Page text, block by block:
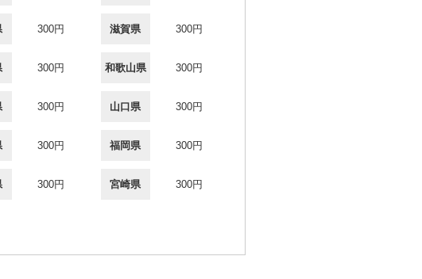
300円 滋賀県 300円
300円 和歌山県 300円
300円 山口県 300円
300円 福岡県 300円
300円 宮崎県 300円